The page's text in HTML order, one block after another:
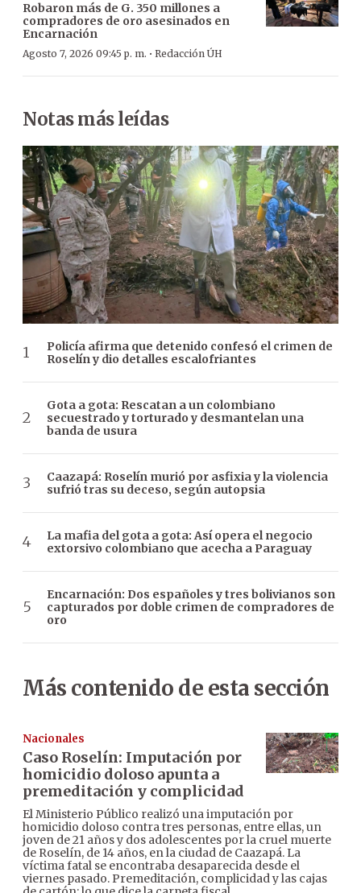
Robaron más de G. 350 millones a
compradores de oro asesinados en
Encarnación
Agosto 7, 2026 09:45 p. m. · Redacción ÚH
Notas más leídas
Policía afirma que detenido confesó el crimen de
Roselín y dio detalles escalofriantes
Gota a gota: Rescatan a un colombiano
secuestrado y torturado y desmantelan una
banda de usura
Caazapá: Roselín murió por asfixia y la violencia
sufrió tras su deceso, según autopsia
La mafia del gota a gota: Así opera el negocio
extorsivo colombiano que acecha a Paraguay
Encarnación: Dos españoles y tres bolivianos son
capturados por doble crimen de compradores de
oro
Más contenido de esta sección
Nacionales
Caso Roselín: Imputación por
homicidio doloso apunta a
premeditación y complicidad
El Ministerio Público realizó una imputación por
homicidio doloso contra tres personas, entre ellas, un
joven de 21 años y dos adolescentes por la cruel muerte
de Roselín, de 14 años, en la ciudad de Caazapá. La
víctima fatal se encontraba desaparecida desde el
viernes pasado. Premeditación, complicidad y las cajas